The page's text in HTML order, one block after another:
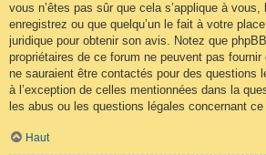
vous n’êtes pas sûr que cela s’applique à
enregistrez ou que quelqu’un le fait à votre
juridique pour obtenir son avis. Notez que
propriétaires de ce forum ne peuvent pas
ne sauraient être contactés pour des questions
à l’exception de celles mentionnées dans la
les abus ou les questions légales concernant
Haut